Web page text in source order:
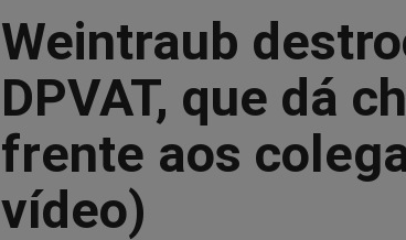
Weintraub
DPVAT, que dá
frente aos
vídeo)